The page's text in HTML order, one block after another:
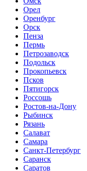
Орел
Оренбург
Орск
Пенза
Пермь
Петрозаводск
Подольск
Прокопьевск
Псков
Пятигорск
Россошь
Ростов-на-Дону
Рыбинск
Рязань
Салават
Самара
Санкт-Петербург
Саранск
Саратов